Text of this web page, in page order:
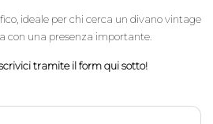
ideale per chi cerca un divano vintage
con una presenza importante.
tramite il form qui sotto!